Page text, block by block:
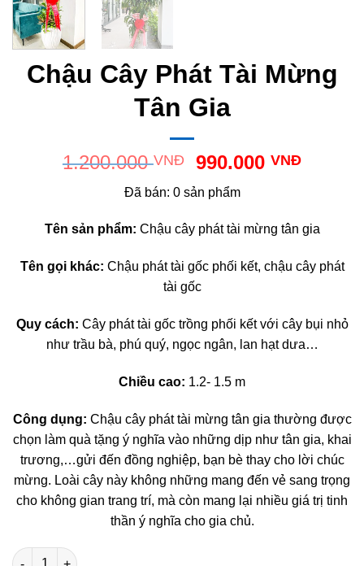
Chậu Cây Phát Tài Mừng
Tân Gia
1.200.000VNĐ
Giá
gốc
là:
1.200.000 VNĐ.
990.000VNĐGiá
là:
Đã bán: 0 sản phẩm
Tên sản phẩm: Chậu cây phát tài mừng tân gia
Tên gọi khác: Chậu phát tài gốc phối kết, chậu cây phát
tài gốc
Quy cách: Cây phát tài gốc trồng phối kết với cây bụi nhỏ
như trầu bà, phú quý, ngọc ngân, lan hạt dưa…
Chiều cao: 1.2- 1.5 m
Công dụng: Chậu cây phát tài mừng tân gia thường được
chọn làm quà tặng ý nghĩa vào những dịp như tân gia, khai
trương,…gửi đến đồng nghiệp, bạn bè thay cho lời chúc
mừng. Loài cây này không những mang đến vẻ sang trọng
cho không gian trang trí, mà còn mang lại nhiều giá trị tinh
thần ý nghĩa cho gia chủ.
Chậu Cây Phát Tài Mừng Tân Gia số lượng